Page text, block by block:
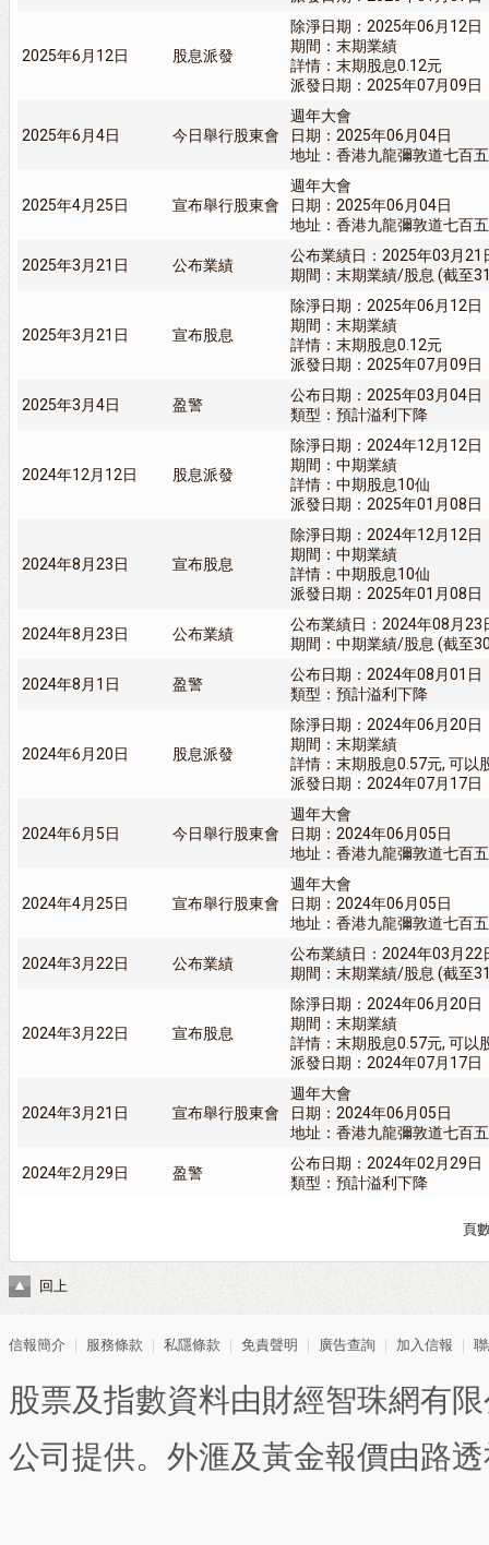
2025年6月12日 股息派發
除淨日期：2025年06月12日
期間：末期業績
詳情：末期股息0.12元
派發日期：2025年07月09日
2025年6月4日 今日舉行股東會
週年大會
日期：2025年06月04日
地址：香港九龍彌敦道七百
2025年4月25日 宣布舉行股東會
週年大會
日期：2025年06月04日
地址：香港九龍彌敦道七百
2025年3月21日 公布業績
公布業績日：2025年03月21
期間：末期業績/股息 (截至
2025年3月21日 宣布股息
除淨日期：2025年06月12日
期間：末期業績
詳情：末期股息0.12元
派發日期：2025年07月09日
2025年3月4日 盈警
公布日期：2025年03月04日
類型：預計溢利下降
2024年12月12日 股息派發
除淨日期：2024年12月12日
期間：中期業績
詳情：中期股息10仙
派發日期：2025年01月08日
2024年8月23日 宣布股息
除淨日期：2024年12月12日
期間：中期業績
詳情：中期股息10仙
派發日期：2025年01月08日
2024年8月23日 公布業績
公布業績日：2024年08月23
期間：中期業績/股息 (截至
2024年8月1日 盈警
公布日期：2024年08月01日
類型：預計溢利下降
2024年6月20日 股息派發
除淨日期：2024年06月20日
期間：末期業績
詳情：末期股息0.57元, 可以
派發日期：2024年07月17日
2024年6月5日 今日舉行股東會
週年大會
日期：2024年06月05日
地址：香港九龍彌敦道七百
2024年4月25日 宣布舉行股東會
週年大會
日期：2024年06月05日
地址：香港九龍彌敦道七百
2024年3月22日 公布業績
公布業績日：2024年03月22
期間：末期業績/股息 (截至
2024年3月22日 宣布股息
除淨日期：2024年06月20日
期間：末期業績
詳情：末期股息0.57元, 可以
派發日期：2024年07月17日
2024年3月21日 宣布舉行股東會
週年大會
日期：2024年06月05日
地址：香港九龍彌敦道七百
2024年2月29日 盈警
公布日期：2024年02月29日
類型：預計溢利下降
頁
回上
信報簡介 服務條款 私隱條款 免責聲明 廣告查詢 加入信報
股票及指數資料由財經智珠網有
公司提供。外滙及黃金報價由路